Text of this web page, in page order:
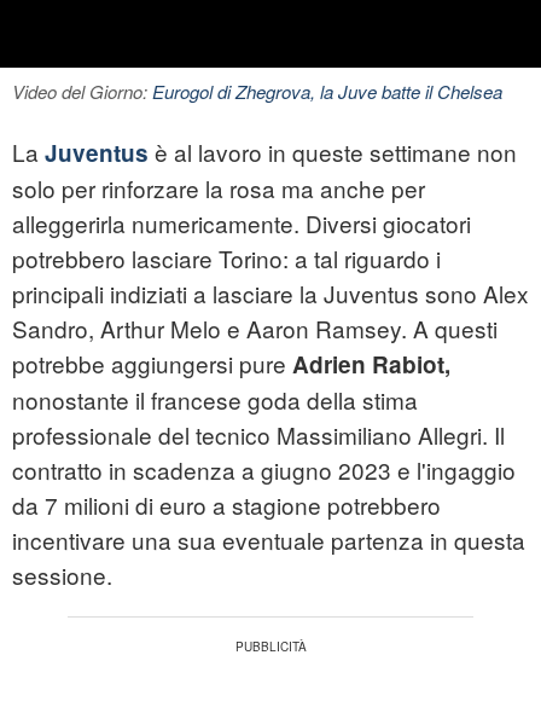
Video del Giorno:Eurogol di Zhegrova, la Juve batte il Chelsea
La Juventus è al lavoro in queste settimane non
solo per rinforzare la rosa ma anche per
alleggerirla numericamente. Diversi giocatori
potrebbero lasciare Torino: a tal riguardo i
principali indiziati a lasciare la Juventus sono Alex
Sandro, Arthur Melo e Aaron Ramsey. A questi
potrebbe aggiungersi pure Adrien Rabiot,
nonostante il francese goda della stima
professionale del tecnico Massimiliano Allegri. Il
contratto in scadenza a giugno 2023 e l'ingaggio
da 7 milioni di euro a stagione potrebbero
incentivare una sua eventuale partenza in questa
sessione.